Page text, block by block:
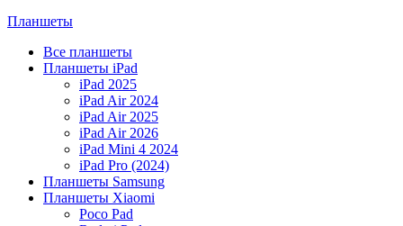
Планшеты
Все планшеты
Планшеты iPad
iPad 2025
iPad Air 2024
iPad Air 2025
iPad Air 2026
iPad Mini 4 2024
iPad Pro (2024)
Планшеты Samsung
Планшеты Xiaomi
Poco Pad